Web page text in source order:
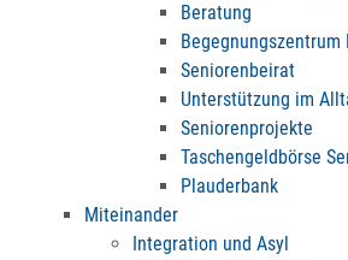
Beratung
Begegnungszentrum
Seniorenbeirat
Unterstützung im
Seniorenprojekte
Taschengeldbörse
Plauderbank
Miteinander
Integration und Asyl